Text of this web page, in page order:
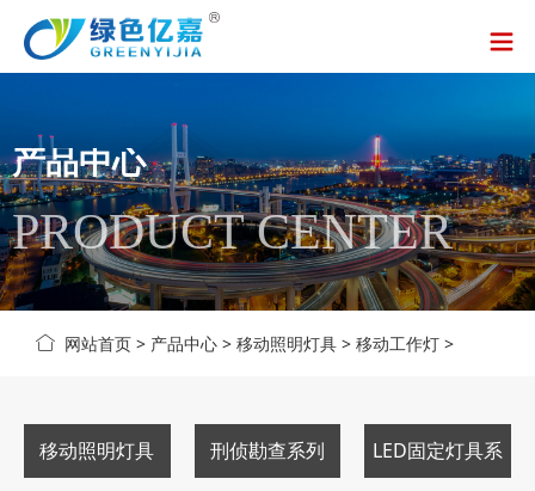
产品中心
PRODUCT CENTER
网站首页 > 产品中心 > 移动照明灯具 > 移动工作灯 >
移动照明灯具 刑侦勘查系列 LED固定灯具系